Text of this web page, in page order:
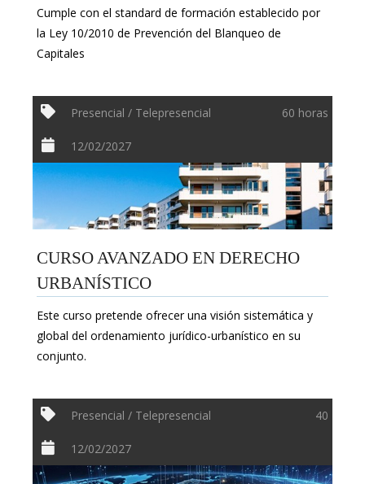
Cumple con el standard de formación establecido por
la Ley 10/2010 de Prevención del Blanqueo de
Capitales
Presencial / Telepresencial 60 horas
12/02/2027
CURSO AVANZADO EN DERECHO
URBANÍSTICO
Este curso pretende ofrecer una visión sistemática y
global del ordenamiento jurídico-urbanístico en su
conjunto.
Presencial / Telepresencial 40
12/02/2027